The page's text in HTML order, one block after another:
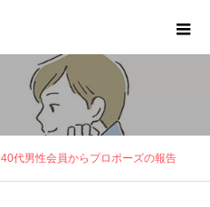
40代男性会員からプロポーズの報告